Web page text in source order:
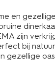
en
zijn
bij
gezellige